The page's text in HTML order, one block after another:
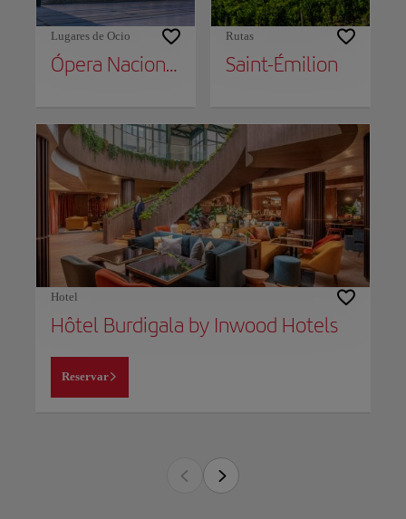
Lugares de Ocio
Ópera Nacional de Burdeos
Rutas
Saint-Émilion
Hotel
Hôtel Burdigala by Inwood Hotels
Reservar